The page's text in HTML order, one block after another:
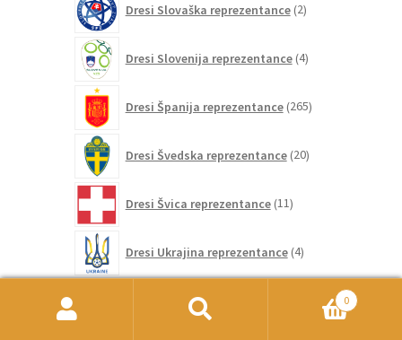
Dresi Slovaška reprezentance 2izdelka
Dresi Slovenija reprezentance 4izdelki
Dresi Španija reprezentance 265izdelkov
Dresi Švedska reprezentance 20izdelkov
Dresi Švica reprezentance 11izdelkov
Dresi Ukrajina reprezentance 4izdelki
Dresi Urugvaj reprezentance
izdelkov
0